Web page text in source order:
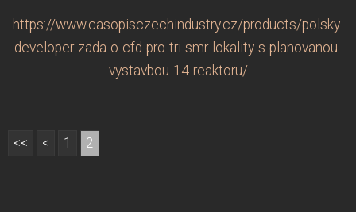
https://www.casopisczechindustry.cz/products/polsky-
developer-zada-o-cfd-pro-tri-smr-lokality-s-planovanou-
vystavbou-14-reaktoru/
<< < 1 2